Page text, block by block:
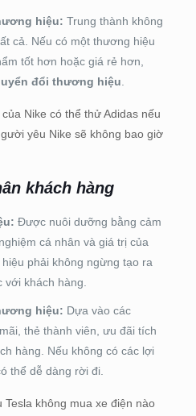
hiệu: Trung thành không
cả. Nếu có một thương hiệu
tốt hơn hoặc giá rẻ hơn,
đổi thương hiệu.
Nike có thể thử Adidas nếu
yêu Nike sẽ không bao giờ
khách hàng
Được nuôi dưỡng bằng cảm
cá nhân và giá trị của
phải không ngừng tạo ra
với khách hàng.
hiệu: Dựa vào các
thẻ thành viên, ưu đãi tích
hàng. Nếu không có các lợi
thể dễ dàng rời đi.
không mua xe điện nào